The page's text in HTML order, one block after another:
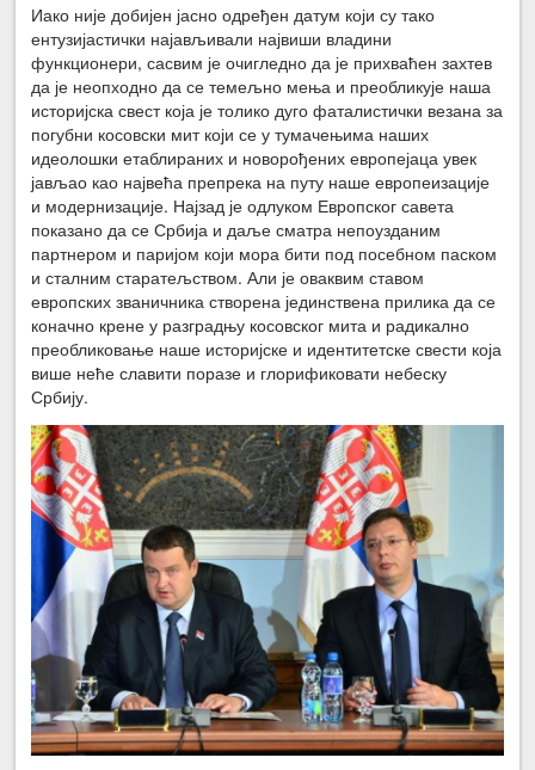
Иако није добијен јасно одређен датум који су тако
ентузијастички најављивали највиши владини
функционери, сасвим је очигледно да је прихваћен захтев
да је неопходно да се темељно мења и преобликује наша
историјска свест која је толико дуго фаталистички везана за
погубни косовски мит који се у тумачењима наших
идеолошки етаблираних и новорођених европејаца увек
јављао као највећа препрека на путу наше европеизације
и модернизације. Најзад је одлуком Европског савета
показано да се Србија и даље сматра непоузданим
партнером и паријом који мора бити под посебном паском
и сталним старатељством. Али је оваквим ставом
европских званичника створена јединствена прилика да се
коначно крене у разградњу косовског мита и радикално
преобликовање наше историјске и идентитетске свести која
више неће славити поразе и глорификовати небеску
Србију.